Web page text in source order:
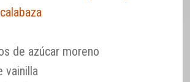
de azúcar moreno
vainilla